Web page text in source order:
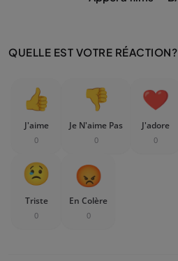
QUELLE EST VOTRE RÉACTION?
J'aime
0
Je N'aime Pas
0
J'adore
0
Triste
0
En Colère
0